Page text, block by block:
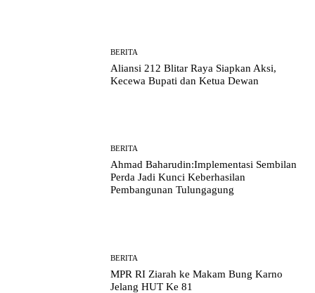
BERITA
Aliansi 212 Blitar Raya Siapkan Aksi,
Kecewa Bupati dan Ketua Dewan
BERITA
Ahmad Baharudin:Implementasi Sembilan
Perda Jadi Kunci Keberhasilan
Pembangunan Tulungagung
BERITA
MPR RI Ziarah ke Makam Bung Karno
Jelang HUT Ke 81